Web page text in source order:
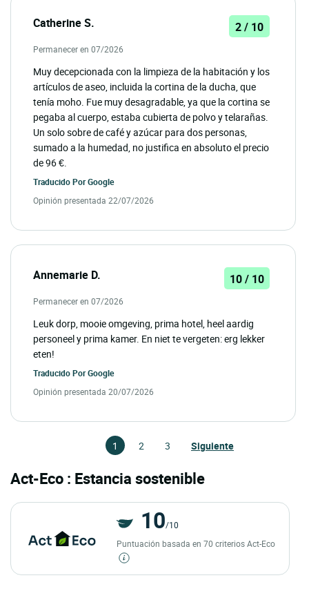
Catherine S. 2 / 10
Permanecer en 07/2026
Muy decepcionada con la limpieza de la habitación y los
artículos de aseo, incluida la cortina de la ducha, que
tenía moho. Fue muy desagradable, ya que la cortina se
pegaba al cuerpo, estaba cubierta de polvo y telarañas.
Un solo sobre de café y azúcar para dos personas,
sumado a la humedad, no justifica en absoluto el precio
de 96 €.
Traducido PorGoogle
Opinión presentada 22/07/2026
Annemarie D. 10 / 10
Permanecer en 07/2026
Leuk dorp, mooie omgeving, prima hotel, heel aardig
personeel y prima kamer. En niet te vergeten: erg lekker
eten!
Traducido PorGoogle
Opinión presentada 20/07/2026
1 2 3 Siguiente
Act-Eco : Estancia sostenible
10/10
Puntuación basada en 70 criterios Act-Eco